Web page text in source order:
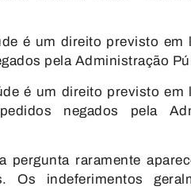
é um direito previsto em
pela Administração
é um direito previsto em
negados pela
pergunta raramente
Os indeferimentos